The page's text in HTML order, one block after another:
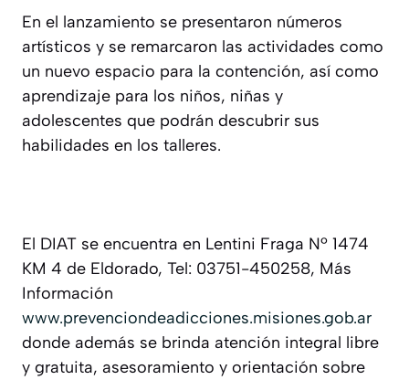
En el lanzamiento se presentaron números
artísticos y se remarcaron las actividades como
un nuevo espacio para la contención, así como
aprendizaje para los niños, niñas y
adolescentes que podrán descubrir sus
habilidades en los talleres.
El DIAT se encuentra en Lentini Fraga Nº 1474
KM 4 de Eldorado, Tel: 03751-450258, Más
Información
www.prevenciondeadicciones.misiones.gob.ar
donde además se brinda atención integral libre
y gratuita, asesoramiento y orientación sobre